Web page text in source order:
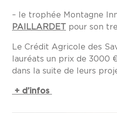
– le trophée Montagne
PAILLARDET
pour son
Le Crédit Agricole des
lauréats un prix de 3000
dans la suite de leurs
+ d’infos